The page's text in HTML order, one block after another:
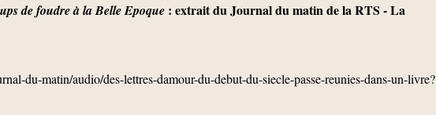
de foudre à la Belle Epoque : extrait du Journal du matin de la RTS - La
du-matin/audio/des-lettres-damour-du-debut-du-siecle-passe-reunies-dans-un-livre?